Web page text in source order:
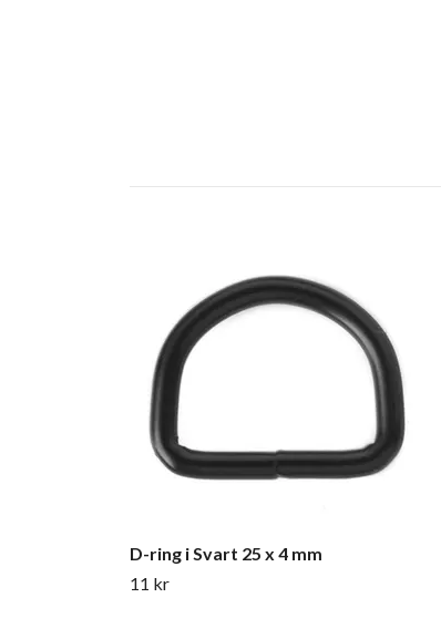
D-ring i Svart 25 x 4 mm
11 kr